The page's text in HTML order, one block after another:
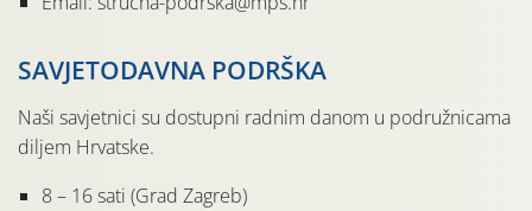
SAVJETODAVNA PODRŠKA
Naši savjetnici su dostupni radnim danom u podružnicama
diljem Hrvatske.
8 – 16 sati (Grad Zagreb)